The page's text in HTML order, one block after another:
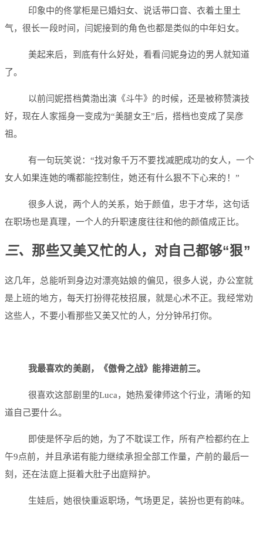
印象中的佟掌柜是已婚妇女、说话带口音、衣着土里土
气，很长一段时间，闫妮接到的角色也都是类似的中年妇女。
美起来后，到底有什么好处，看看闫妮身边的男人就知道
了。
以前闫妮搭档黄渤出演《斗牛》的时候，还是被称赞演技
好，现在人家摇身一变成为“美腿女王”后，搭档也变成了吴彦
祖。
有一句玩笑说：“找对象千万不要找减肥成功的女人，一个
女人如果连她的嘴都能控制住，她还有什么狠不下心来的！”
很多人说，两个人的关系，始于颜值，忠于才华，这句话
在职场也是真理，一个人的升职速度往往和他的颜值成正比。
三、 那些又美又忙的人，对自己都够“狠”
这几年，总能听到身边对漂亮姑娘的偏见，很多人说，办公室就
是上班的地方，每天打扮得花枝招展，就是心术不正。我经常劝
这些人，不要小看那些又美又忙的人，分分钟吊打你。
我最喜欢的美剧，《傲骨之战》能排进前三。
很喜欢这部剧里的Luca，她热爱律师这个行业，清晰的知
道自己要什么。
即使是怀孕后的她，为了不耽误工作，所有产检都约在上
午9点前，并且承诺有能力继续承担全部工作量，产前的最后一
刻，还在法庭上挺着大肚子出庭辩护。
生娃后，她很快重返职场，气场更足，装扮也更有韵味。